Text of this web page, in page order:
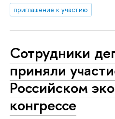
приглашение к участию
Сотрудники
приняли
Российском
конгрессе